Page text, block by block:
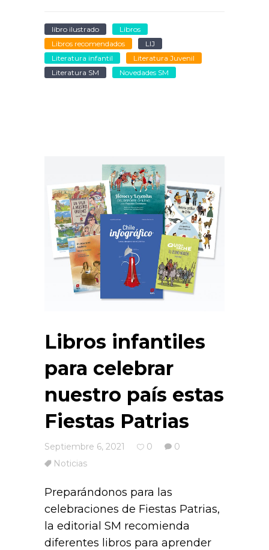
libro ilustrado
Libros
Libros recomendados
LIJ
Literatura infantil
Literatura Juvenil
Literatura SM
Novedades SM
Libros infantiles
para celebrar
nuestro país estas
Fiestas Patrias
Septiembre 6, 2021 0
0
Noticias
Preparándonos para las
celebraciones de Fiestas Patrias,
la editorial SM recomienda
diferentes libros para aprender